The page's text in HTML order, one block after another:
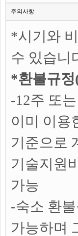
주의사항
*시기와
수 있습니
*환불규
-12주 또
이미 이용
기준으로
기술지원
가능
-숙소 환
가능하며